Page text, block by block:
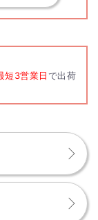
短3営業日で出荷